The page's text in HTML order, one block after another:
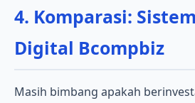
4. Komparasi:
Digital Bcompbiz
Masih bimbang apakah